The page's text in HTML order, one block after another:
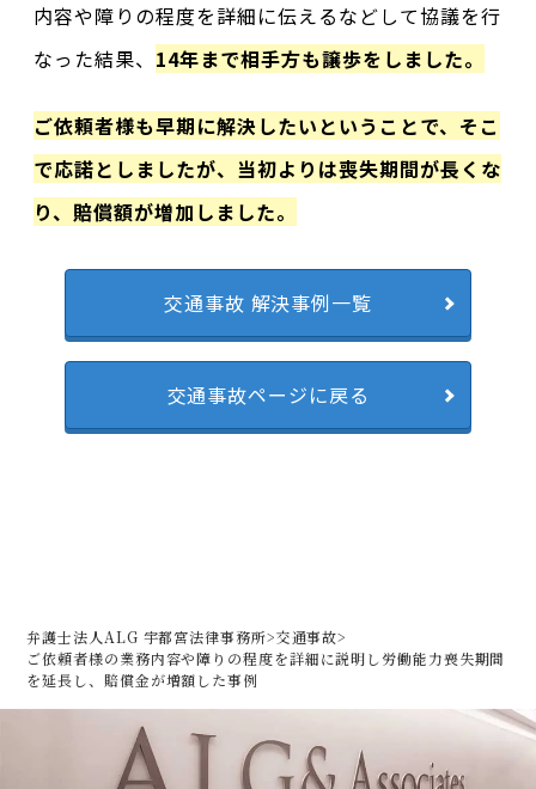
内容や障りの程度を詳細に伝えるなどして協議を行
なった結果、 14年まで相手方も譲歩をしました。
ご依頼者様も早期に解決したいということで、そこ
で応諾としましたが、当初よりは喪失期間が長くな
り、賠償額が増加しました。
交通事故 解決事例一覧
交通事故ページに戻る
弁護士法人ALG 宇都宮法律事務所>交通事故>
ご依頼者様の業務内容や障りの程度を詳細に説明し労働能力喪失期間
を延長し、賠償金が増額した事例